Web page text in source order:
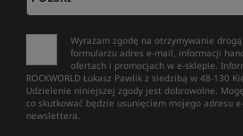
Wyrażam zgodę na otrzymywanie
formularzu adres e-mail, informacji
ofertach i promocjach w e-sklepie.
ROCKWORLD Łukasz Pawlik z siedzibą w 48-130
Udzielenie niniejszej zgody jest dobrowolne.
co skutkować będzie usunięciem mojego adresu
newslettera.